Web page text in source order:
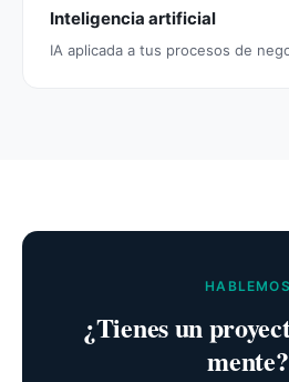
Inteligencia artificial
IA aplicada a tus procesos de
HABLEMOS
¿Tienes un
mente?